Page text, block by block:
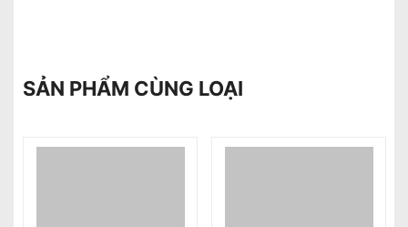
SẢN PHẨM CÙNG LOẠI